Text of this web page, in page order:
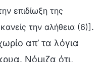
επιδίωξη της
την αλήθεια (6)].
απ’ τα λόγια
Νόμιζα ότι,